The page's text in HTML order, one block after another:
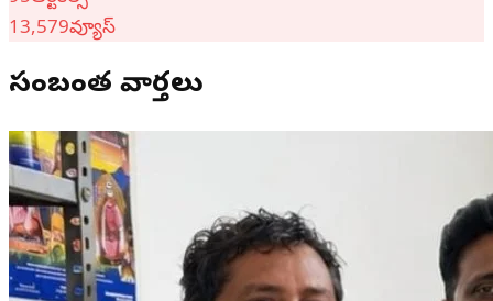
13,579వ్యూస్
సంబంధిత వార్తలు